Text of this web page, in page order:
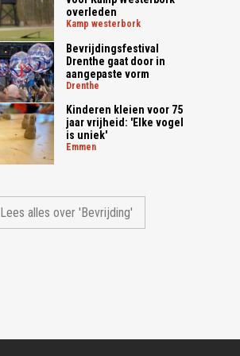
overleden
kamp westerbork
Bevrijdingsfestival
Drenthe gaat door in
aangepaste vorm
drenthe
Kinderen kleien voor 75
jaar vrijheid: 'Elke vogel
is uniek'
emmen
Lees alles over 'Bevrijding'